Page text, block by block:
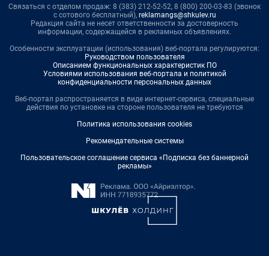
Связаться с отделом продаж: 8 (383) 212-52-52, 8 (800) 200-03-83 (звонок
с сотового бесплатный), reklamangs@shkulev.ru
Редакция сайта не несет ответственности за достоверность
информации, содержащейся в рекламных объявлениях.
Особенности эксплуатации (использования) веб-портала регулируются:
Руководством пользователя
Описанием функциональных характеристик ПО
Условиями использования веб-портала и политикой
конфиденциальности персональных данных
Веб-портал распространяется в виде интернет-сервиса, специальные
действия по установке на стороне пользователя не требуются
Политика использования cookies
Рекомендательные системы
Пользовательское соглашение сервиса «Подписка без баннерной
рекламы»